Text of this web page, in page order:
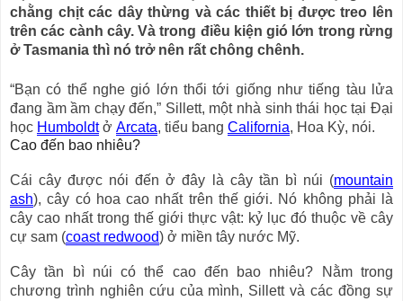
chằng chịt các dây thừng và các thiết bị được treo lên
trên các cành cây. Và trong điều kiện gió lớn trong rừng
ở Tasmania thì nó trở nên rất chông chênh.
“Bạn có thể nghe gió lớn thổi tới giống như tiếng tàu lửa
đang ầm ầm chạy đến,” Sillett, một nhà sinh thái học tại Đại
học Humboldtở Arcata, tiểu bang California, Hoa Kỳ, nói.
Cao đến bao nhiêu?
Cái cây được nói đến ở đây là cây tần bì núi (mountain
ash), cây có hoa cao nhất trên thế giới. Nó không phải là
cây cao nhất trong thế giới thực vật: kỷ lục đó thuộc về cây
cự sam (coast redwood) ở miền tây nước Mỹ.
Cây tần bì núi có thể cao đến bao nhiêu? Nằm trong
chương trình nghiên cứu của mình, Sillett và các đồng sự